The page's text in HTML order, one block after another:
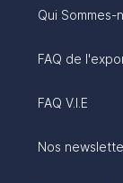
Qui Sommes-
FAQ de
FAQ V.I.E
Nos